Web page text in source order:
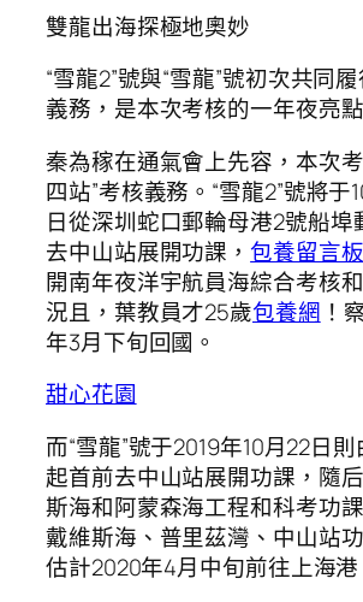
雙龍出海探極地奧妙
“雪龍2”號與“雪龍”號初次共同
義務，是本次考核的一年夜亮點
秦為稼在通氣會上先容，本次
四站”考核義務。“雪龍2”號將于
日從深圳蛇口郵輪母港2號船埠
去中山站展開功課，包養留言板
開南年夜洋宇航員海綜合考核
況且，葉教員才25歲包養網 ！
年3月下旬回國。
甜心花園
而“雪龍”號于2019年10月22日
起首前去中山站展開功課，隨
斯海和阿蒙森海工程和科考功
戴維斯海、普里茲灣、中山站
估計2020年4月中旬前往上海